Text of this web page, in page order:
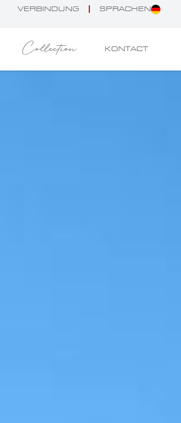
VERBINDUNG SPRACHEN
Collection KONTACT